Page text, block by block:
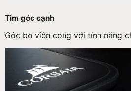
Tìm góc cạnh
Góc bo viền cong với tính năng